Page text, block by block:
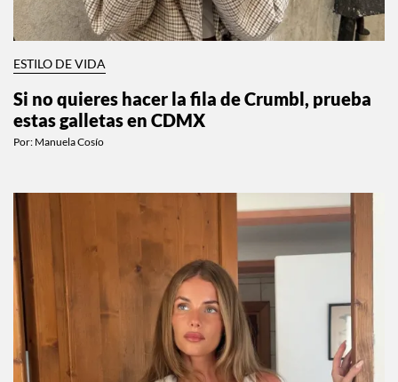
ESTILO DE VIDA
Si no quieres hacer la fila de Crumbl, prueba
estas galletas en CDMX
Por: Manuela Cosío